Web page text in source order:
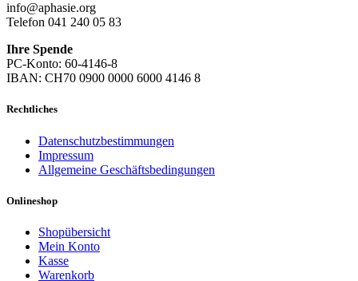
info@aphasie.org
Telefon 041 240 05 83
Ihre Spende
PC-Konto: 60-4146-8
IBAN: CH70 0900 0000 6000 4146 8
Rechtliches
Datenschutzbestimmungen
Impressum
Allgemeine Geschäftsbedingungen
Onlineshop
Shopübersicht
Mein Konto
Kasse
Warenkorb